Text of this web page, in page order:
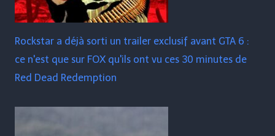
Rockstar a déjà sorti un trailer exclusif avant GTA 6 :
ce n'est que sur FOX qu'ils ont vu ces 30 minutes de
Red Dead Redemption